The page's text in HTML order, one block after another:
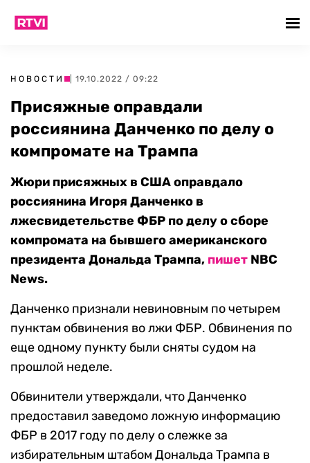
НОВОСТИ | 19.10.2022 / 09:22
Присяжные оправдали
россиянина Данченко по делу о
компромате на Трампа
Жюри присяжных в США оправдало
россиянина Игоря Данченко в
лжесвидетельстве ФБР по делу о сборе
компромата на бывшего американского
президента Дональда Трампа, пишет NBC
News.
Данченко признали невиновным по четырем
пунктам обвинения во лжи ФБР. Обвинения по
еще одному пункту были сняты судом на
прошлой неделе.
Обвинители утверждали, что Данченко
предоставил заведомо ложную информацию
ФБР в 2017 году по делу о слежке за
избирательным штабом Дональда Трампа в